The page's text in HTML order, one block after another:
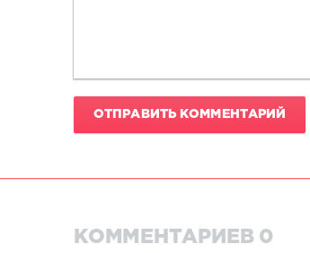
ОТПРАВИТЬ КОММЕНТАРИЙ
КОММЕНТАРИЕВ 0